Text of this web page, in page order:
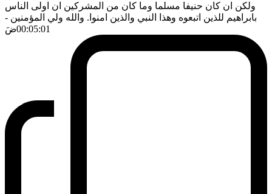
ولكن ان كان حنيفا مسلما وما كان من المشركين ان اولى الناس
بابراهيم للذين اتبعوه وهذا النبي والذين امنوا. والله ولي المؤمنين -
00:05:01ضَ